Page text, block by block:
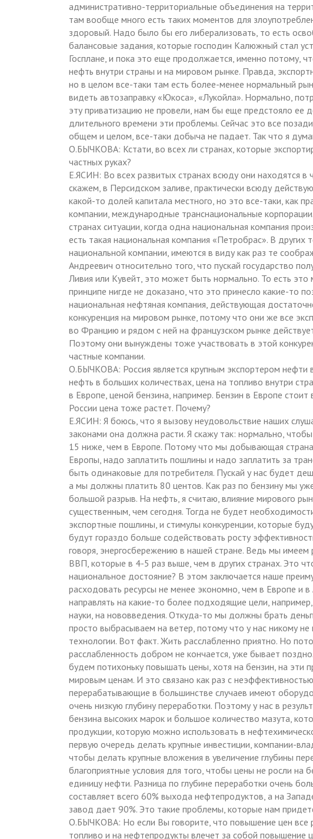
административно-территориальные объединения на
там вообще много есть таких моментов для
здоровый. Надо было бы его либерализовать, то есть
балансовые задания, которые господин Калюжный стал
Госплане, и пока это еще продолжается, именно потому,
нефть внутри страны и на мировом рынке. Правда,
но в целом все-таки там есть более-менее нормальный
видеть автозаправку «Юкоса», «Лукойла». Нормально,
эту приватизацию не провели, нам бы еще предстояло ее
длительного времени эти проблемы. Сейчас это все
общем и целом, все-таки добыча не падает. Так что я
О.БЫЧКОВА: Кстати, во всех ли странах, которые
частных руках?
Е.ЯСИН: Во всех развитых странах всюду они находятся
скажем, в Персидском заливе, практически всюду
какой-то долей капитала местного, но это все-таки, как
компании, международные транснациональные
странах ситуации, когда одна национальная компания
есть такая национальная компания «Петробрас». В
национальной компании, имеются в виду как раз те
Андреевич относительно того, что пускай государство
Ливия или Кувейт, это может быть нормально. То есть
принципе нигде не доказано, что это принесло какие-то
национальная нефтяная компания, действующая
конкуренция на мировом рынке, потому что они же все
во Францию и рядом с ней на французском рынке
Поэтому они вынуждены тоже участвовать в этой
частные компании.
О.БЫЧКОВА: Россия является крупным экспортером нефти
нефть в больших количествах, цена на топливо внутри
в Европе, ценой бензина, например. Бензин в Европе
России цена тоже растет. Почему?
Е.ЯСИН: Я боюсь, что я вызову неудовольствие наших
законами она должна расти. Я скажу так: нормально,
15 ниже, чем в Европе. Потому что мы добывающая
Европы, надо заплатить пошлины и надо заплатить за
быть одинаковые для потребителя. Пускай у нас будет
а мы должны платить 80 центов. Как раз по бензину мы
большой разрыв. На нефть, я считаю, влияние мирового
существенным, чем сегодня. Тогда не будет
экспортные пошлины, и стимулы конкуренции, которые
будут гораздо больше содействовать росту
говоря, энергосбережению в нашей стране. Ведь мы
ВВП, которые в 4-5 раз выше, чем в других странах. Это
национальное достояние? В этом заключается наше
расходовать ресурсы не менее экономно, чем в Европе
направлять на какие-то более подходящие цели,
науки, на нововведения. Откуда-то мы должны брать
просто выбрасываем на ветер, потому что у нас никому
технологии. Вот факт. Жить расслабленно приятно. Но
расслабленность добром не кончается, уже бывает
будем потихоньку повышать цены, хотя на бензин, на эти
мировым ценам. И это связано как раз с
перерабатывающие в большинстве случаев имеют
очень низкую глубину переработки. Поэтому у нас в
бензина высоких марок и большое количество мазута,
продукции, которую можно использовать в
первую очередь делать крупные инвестиции, компании-
чтобы делать крупные вложения в увеличение глубины
благоприятные условия для того, чтобы цены не росли на
единицу нефти. Разница по глубине переработки очень
составляет всего 60% выхода нефтепродуктов, а на
завод дает 90%. Это такие проблемы, которые нам
О.БЫЧКОВА: Но если Вы говорите, что повышение цен все
топливо и на нефтепродукты влечет за собой повышение